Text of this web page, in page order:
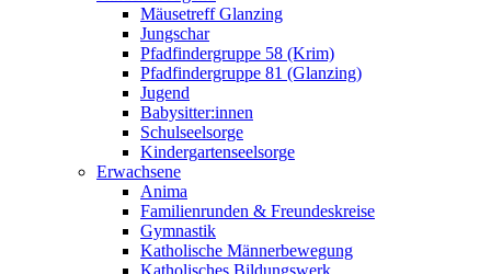
Mäusetreff Glanzing
Jungschar
Pfadfindergruppe 58 (Krim)
Pfadfindergruppe 81 (Glanzing)
Jugend
Babysitter:innen
Schulseelsorge
Kindergartenseelsorge
Erwachsene
Anima
Familienrunden & Freundeskreise
Gymnastik
Katholische Männerbewegung
Katholisches Bildungswerk